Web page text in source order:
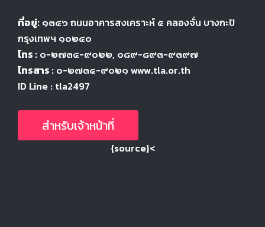
ที่อยู่: ๑๓๔๖ ถนนอาคารสงเคราะห์ ๕ คลองจั่น บางกะปิ
กรุงเทพฯ ๑๐๒๔๐
โทร : ๐-๒๗๓๔-๙๐๒๒, ๐๘๙-๘๙๓-๙๓๙๗
โทรสาร : ๐-๒๗๓๔-๙๐๒๑ www.tla.or.th
ID Line : tla2497
สำหรับเจ้าหน้าที่
{source}<